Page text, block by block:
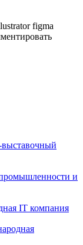
figma
и
IT компания